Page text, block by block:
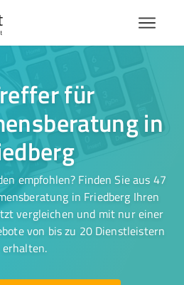
für
in
empfohlen? Finden Sie aus 47
in Friedberg Ihren
vergleichen und mit nur einer
von bis zu 20 Dienstleistern
erhalten.